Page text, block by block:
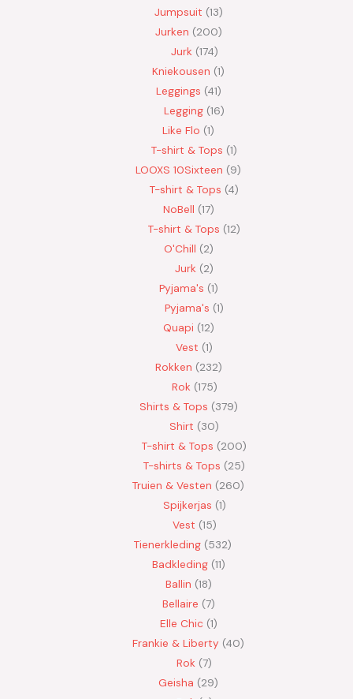
Jumpsuit 13
Jurken 200
Jurk 174
Kniekousen 1
Leggings 41
Legging 16
Like Flo 1
T-shirt & Tops 1
LOOXS 10Sixteen
9
T-shirt & Tops 4
NoBell 17
T-shirt & Tops 12
O'Chill 2
Jurk 2
Pyjama's 1
Pyjama's 1
Quapi 12
Vest 1
Rokken 232
Rok 175
Shirts & Tops 379
Shirt
30
T-shirt & Tops
200
T-shirts & Tops
25
Truien & Vesten
260
Spijkerjas 1
Vest 15
Tienerkleding 532
Badkleding 11
Ballin 18
Bellaire 7
Elle Chic 1
Frankie & Liberty 40
Rok 7
Geisha
29